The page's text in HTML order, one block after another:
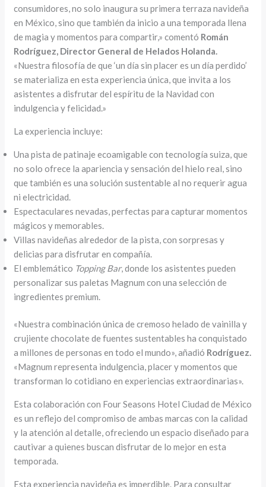
consumidores, no solo inaugura su primera terraza navideña
en México, sino que también da inicio a una temporada llena
de magia y momentos para compartir,» comentó Román
Rodríguez, Director General de Helados Holanda.
«Nuestra filosofía de que ‘un día sin placer es un día perdido’
se materializa en esta experiencia única, que invita a los
asistentes a disfrutar del espíritu de la Navidad con
indulgencia y felicidad.»
La experiencia incluye:
Una pista de patinaje ecoamigable con tecnología suiza, que
no solo ofrece la apariencia y sensación del hielo real, sino
que también es una solución sustentable al no requerir agua
ni electricidad.
Espectaculares nevadas, perfectas para capturar momentos
mágicos y memorables.
Villas navideñas alrededor de la pista, con sorpresas y
delicias para disfrutar en compañía.
El emblemático Topping Bar, donde los asistentes pueden
personalizar sus paletas Magnum con una selección de
ingredientes premium.
«Nuestra combinación única de cremoso helado de vainilla y
crujiente chocolate de fuentes sustentables ha conquistado
a millones de personas en todo el mundo», añadió Rodríguez.
«Magnum representa indulgencia, placer y momentos que
transforman lo cotidiano en experiencias extraordinarias».
Esta colaboración con Four Seasons Hotel Ciudad de México
es un reflejo del compromiso de ambas marcas con la calidad
y la atención al detalle, ofreciendo un espacio diseñado para
cautivar a quienes buscan disfrutar de lo mejor en esta
temporada.
Esta experiencia navideña es imperdible. Para consultar